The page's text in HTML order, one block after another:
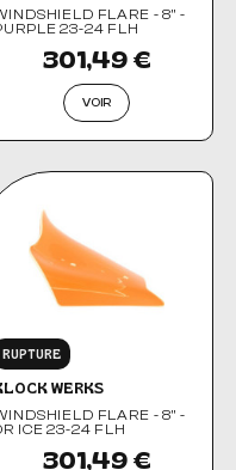
FLARE - 8" -
23-24 FLH
301,49 €
VOIR
RUPTURE
WERKS
FLARE - 8" -
ICE 23-24 FLH
301,49 €